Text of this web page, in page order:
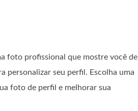
foto profissional que mostre você de
personalizar seu perfil. Escolha uma
foto de perfil e melhorar sua